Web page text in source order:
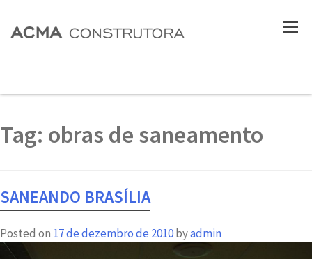
Tag: obras de saneamento
SANEANDO BRASÍLIA
Posted on 17 de dezembro de 2010byadmin